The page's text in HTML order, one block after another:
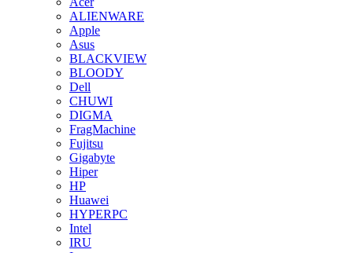
ALIENWARE
Apple
Asus
BLACKVIEW
BLOODY
Dell
CHUWI
DIGMA
FragMachine
Fujitsu
Gigabyte
Hiper
HP
Huawei
HYPERPC
Intel
IRU